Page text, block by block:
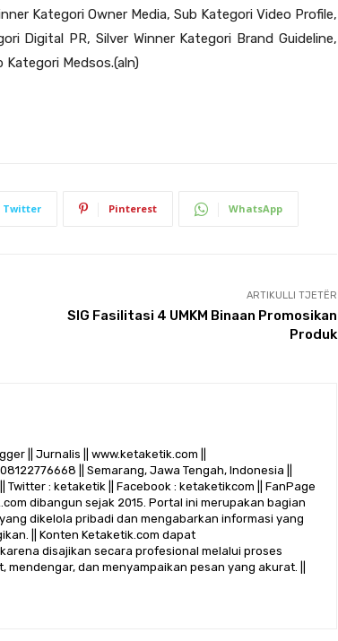
Kategori Owner Media, Sub Kategori Video Profile,
Digital PR, Silver Winner Kategori Brand Guideline,
Kategori Medsos.(aln)
Twitter Pinterest WhatsApp
ARTIKULLI TJETËR
SIG Fasilitasi 4 UMKM Binaan Promosikan
Produk
|| Jurnalis || www.ketaketik.com ||
|| Semarang, Jawa Tengah, Indonesia ||
Twitter : ketaketik || Facebook : ketaketikcom || FanPage
dibangun sejak 2015. Portal ini merupakan bagian
dikelola pribadi dan mengabarkan informasi yang
|| Konten Ketaketik.com dapat
disajikan secara profesional melalui proses
mendengar, dan menyampaikan pesan yang akurat. ||